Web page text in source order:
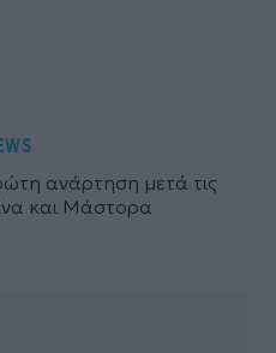
ανάρτηση μετά τις
και Μάστορα